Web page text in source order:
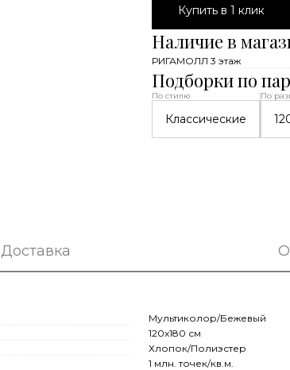
Купить в 1 клик
Наличие в
РИГАМОЛЛ 3 этаж
Подборки по
По стилю
Классические
По
Доставка
Мультиколор/Бежевый
120x180 см
Хлопок/Полиэстер
1 млн. точек/кв.м.